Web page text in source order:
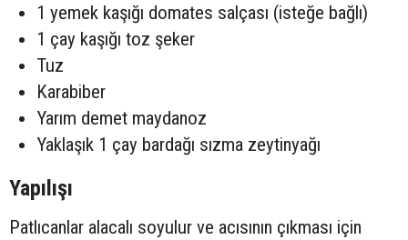
1 yemek kaşığı domates salçası (isteğe bağlı)
1 çay kaşığı toz şeker
Tuz
Karabiber
Yarım demet maydanoz
Yaklaşık 1 çay bardağı sızma zeytinyağı
Yapılışı
Patlıcanlar alacalı soyulur ve acısının çıkması için